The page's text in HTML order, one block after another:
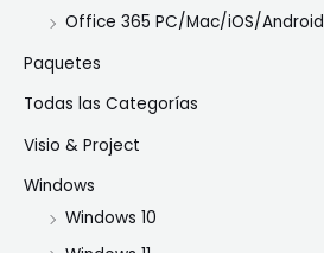
Office 365 PC/Mac/iOS/Android
Paquetes
Todas las Categorías
Visio & Project
Windows
Windows 10